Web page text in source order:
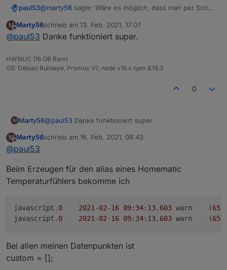
paul53@marty56 sagte: Wäre es möglich, dass man per Script
Man kann das Script durch Auskommentieren von 3
Zeilen so ändern, dass es überschreibt: Im Orginal
Anschließend nicht vergessen, die Änderung
rückgängig zu machen!
M
Offline
Marty56schrieb am 13. Feb. 2021, 17:07
zuletzt editiert von
@paul53 Danke funktioniert super.
HW:NUC (16 GB Ram)
OS: Debian Bullseye, Promox V7, node v16.x npm 8.19.3
0
M Marty56@paul53 Danke funktioniert super.
M
Offline
Marty56schrieb am 16. Feb. 2021, 08:43
zuletzt editiert von
@paul53
Beim Erzeugen für den alias eines Homematic
Temperaturfühlers bekomme ich
javascript. 0 2021 -02-16 09: 34: 13.603
	warn	(
javascript. 0 2021 -02-16 09: 34: 13.603
	warn	(
Bei allen meinen Datenpunkten ist
custom = [];